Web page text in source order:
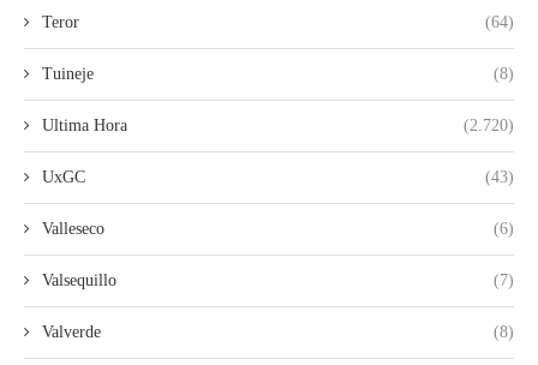
Teror (64)
Tuineje (8)
Ultima Hora (2.720)
UxGC (43)
Valleseco (6)
Valsequillo (7)
Valverde (8)